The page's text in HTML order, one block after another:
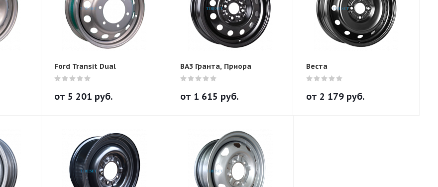
Ford Transit Dual
от 5 201 руб.
ВАЗ Гранта, Приора
от 1 615 руб.
Веста
от 2 179 руб.